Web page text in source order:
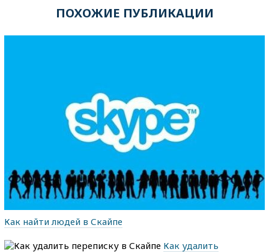
ПОХОЖИЕ ПУБЛИКАЦИИ
Как найти людей в Скайпе
Как удалить